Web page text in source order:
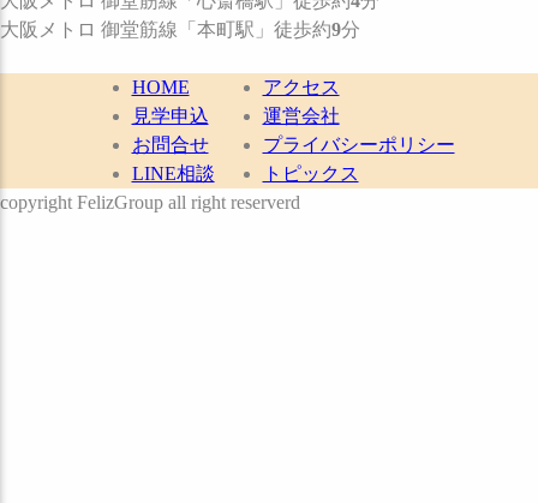
大阪メトロ 御堂筋線 「本町駅」 徒歩約9分
HOME
見学申込
お問合せ
LINE相談
アクセス
運営会社
プライバシーポリシー
トピックス
copyright FelizGroup all right reserverd